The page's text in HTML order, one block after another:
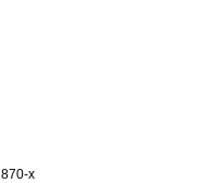
х